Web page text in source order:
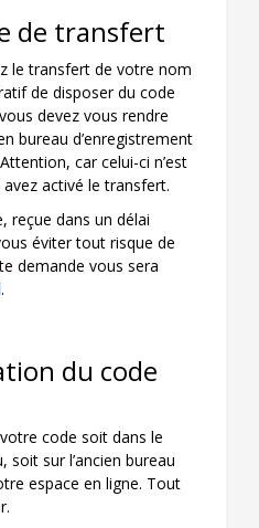
de transfert
le transfert de votre nom
de disposer du code
devez vous rendre
bureau d’enregistrement
car celui-ci n’est
activé le transfert.
reçue dans un délai
éviter tout risque de
demande vous sera
.
du code
code soit dans le
soit sur l’ancien bureau
espace en ligne. Tout